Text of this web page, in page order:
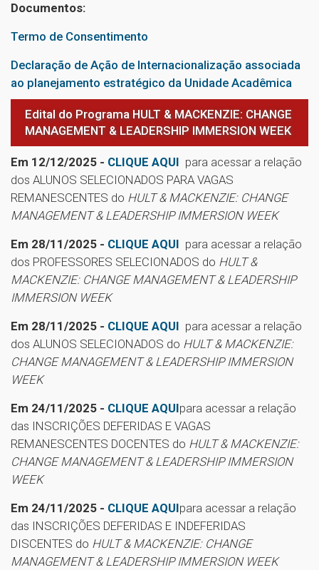
Documentos:
Termo de Consentimento
Declaração de Ação de Internacionalização associada
ao planejamento estratégico da Unidade Acadêmica
Edital do Programa HULT & MACKENZIE: CHANGE
MANAGEMENT & LEADERSHIP IMMERSION WEEK
Em 12/12/2025 - CLIQUE AQUI para acessar a relação
dos ALUNOS SELECIONADOS PARA VAGAS
REMANESCENTES do HULT & MACKENZIE: CHANGE
MANAGEMENT & LEADERSHIP IMMERSION WEEK
Em 28/11/2025 - CLIQUE AQUI para acessar a relação
dos PROFESSORES SELECIONADOS do HULT &
MACKENZIE: CHANGE MANAGEMENT & LEADERSHIP
IMMERSION WEEK
Em 28/11/2025 - CLIQUE AQUI para acessar a relação
dos ALUNOS SELECIONADOS do HULT & MACKENZIE:
CHANGE MANAGEMENT & LEADERSHIP IMMERSION
WEEK
Em 24/11/2025 - CLIQUE AQUIpara acessar a relação
das INSCRIÇÕES DEFERIDAS E VAGAS
REMANESCENTES DOCENTES do HULT & MACKENZIE:
CHANGE MANAGEMENT & LEADERSHIP IMMERSION
WEEK
Em 24/11/2025 - CLIQUE AQUIpara acessar a relação
das INSCRIÇÕES DEFERIDAS E INDEFERIDAS
DISCENTES do HULT & MACKENZIE: CHANGE
MANAGEMENT & LEADERSHIP IMMERSION WEEK